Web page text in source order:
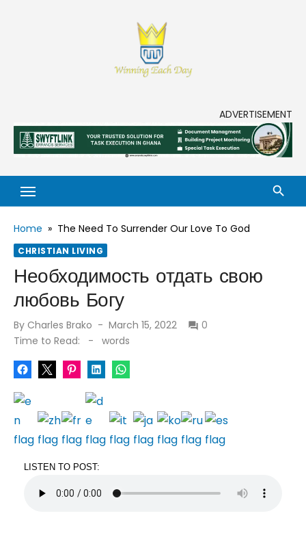
ADVERTISEMENT
Home » The Need To Surrender Our Love To God
CHRISTIAN LIVING
Необходимость отдать свою
любовь Богу
By Charles Brako
Posted
on
March 15, 2022
0
Time to Read:
- words
LISTEN TO POST: